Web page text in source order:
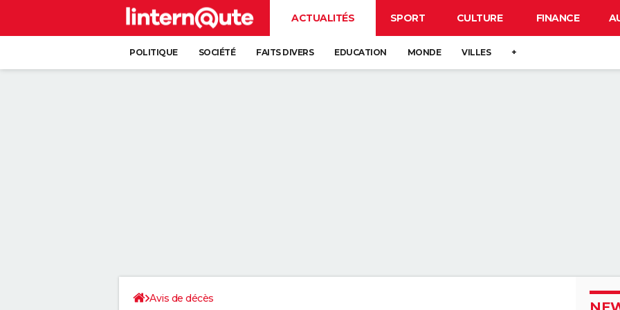
ACTUALITÉS SPORT CULTURE FINANCE
POLITIQUE SOCIÉTÉ FAITS DIVERS EDUCATION MONDE VILLES +
Avis de décès